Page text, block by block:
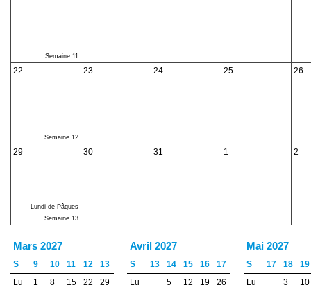
Semaine 11
22
Semaine 12
23 24 25 26
29
Lundi de Pâques
Semaine 13
30 31 1 2
Mars 2027
S 9 10 11 12
13
Lu
1 8 15 22
29
Avril 2027
S 13 14 15 16
17
Lu
5 12 19
26
Mai 2027
S 17 18
19
Lu
3
10